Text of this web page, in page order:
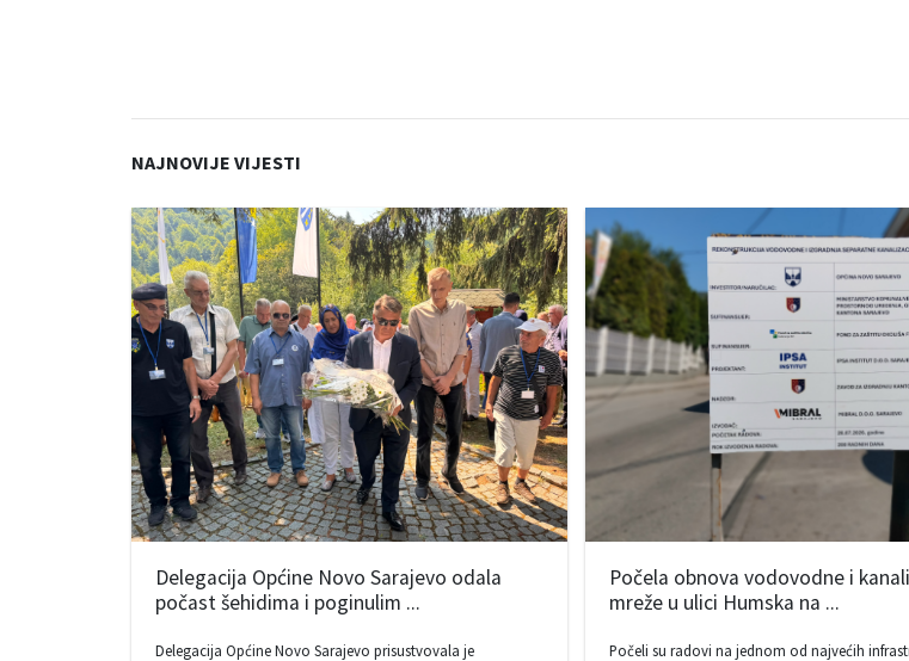
NAJNOVIJE VIJESTI
Delegacija Općine Novo Sarajevo odala
počast šehidima i poginulim ...
Delegacija Općine Novo Sarajevo prisustvovala je
Počela obnova vodovodne i
mreže u ulici Humska na ...
Počeli su radovi na jednom od najvećih